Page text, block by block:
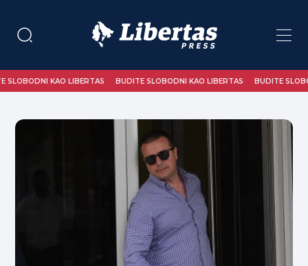
KAO LIBERTAS BUDITE SLOBODNI KAO LIBERTAS BUDITE SLOBODNI KAO